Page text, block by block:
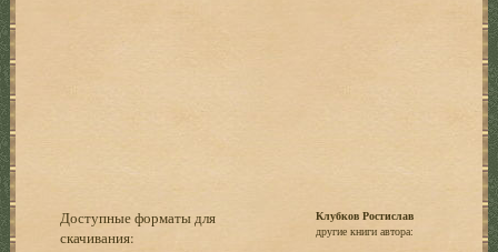
Доступные форматы для
скачивания:
Клубков Ростислав
другие книги автора: